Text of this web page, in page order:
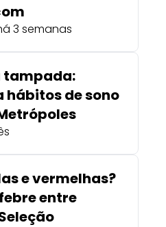
3 semanas
tampada:
de sono
e vermelhas?
entre